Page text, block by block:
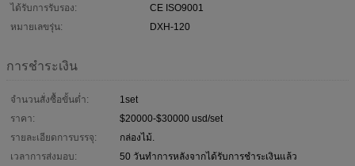
ได้รับการรับรอง:
CE ISO9001
หมายเลขรุ่น:
DXH-120
การชำระเงิน
จำนวนสั่งซื้อขั้นต่ำ:
1set
ราคา:
$20000-$30000 usd/set
รายละเอียดการบรรจุ:
กล่องไม้.
เวลาการส่งมอบ:
50 วันทำการหลังจากได้รับการชำระเงินแล้ว